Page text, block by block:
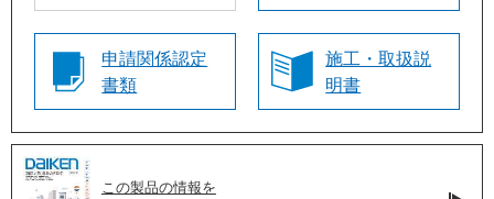
申請関係認定
書類
施工・取扱説
明書
この製品の情報を